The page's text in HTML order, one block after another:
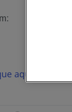
aqui para